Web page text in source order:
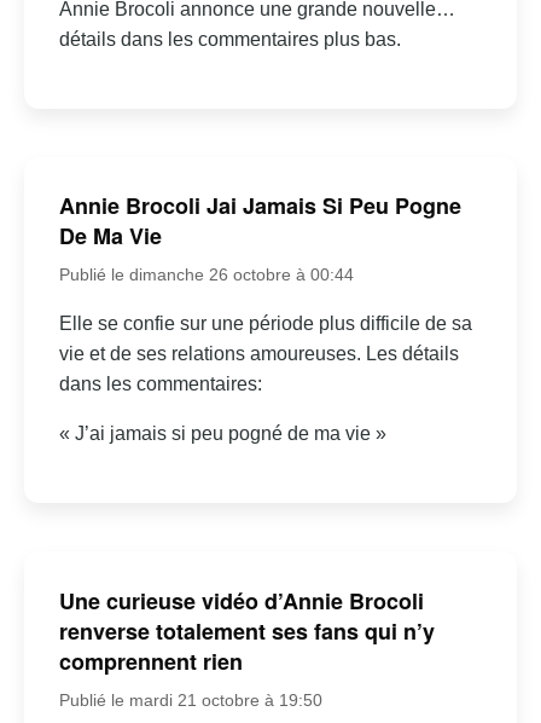
Annie Brocoli annonce une grande nouvelle…
détails dans les commentaires plus bas.
Annie Brocoli Jai Jamais Si Peu Pogne
De Ma Vie
Publié le dimanche 26 octobre à 00:44
Elle se confie sur une période plus difficile de sa
vie et de ses relations amoureuses. Les détails
dans les commentaires:
« J’ai jamais si peu pogné de ma vie »
Une curieuse vidéo d’Annie Brocoli
renverse totalement ses fans qui n’y
comprennent rien
Publié le mardi 21 octobre à 19:50